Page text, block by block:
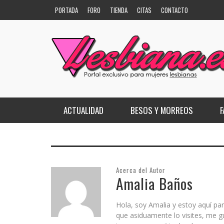
PORTADA FORO TIENDA CITAS CONTACTO
ACTUALIDAD
GIRLIE CIRCUIT
LA LESBIFOTO
BESOS Y MORREOS
KATE MOENNIG AL DESNUDO
LAS MIL CARAS DE…
AMORES TELESBISIVOS
ANYONE BUT ME
Acerca del Autor
Amalia Baños
Hola, soy Amalia y estoy aquí
que asiduamente lo visites, me